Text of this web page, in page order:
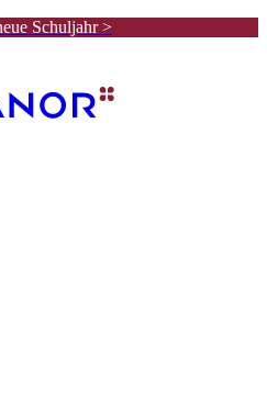
Schuljahr >